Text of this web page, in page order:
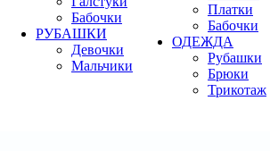
Бабочки
РУБАШКИ
Девочки
Мальчики
Платки
Бабочки
ОДЕЖДА
Рубашки
Брюки
Трикотаж